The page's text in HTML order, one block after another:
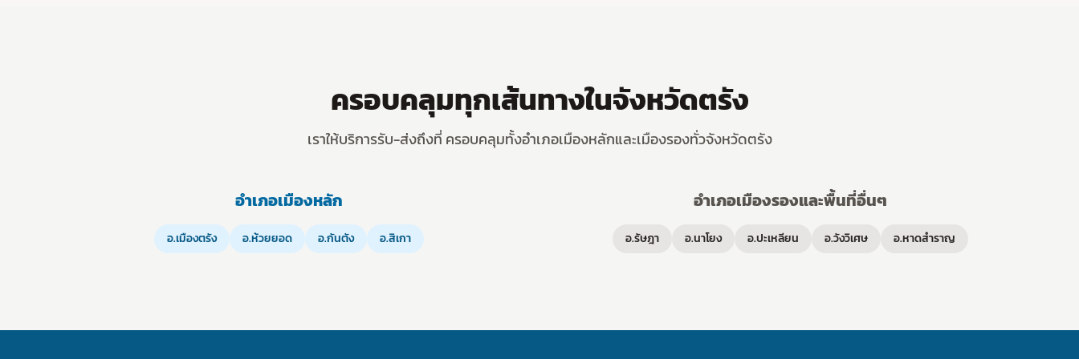
ครอบคลุมทุกเส้นทางในจังหวัดตรัง
เราให้บริการรับ-ส่งถึงที่ ครอบคลุมทั้งอำเภอเมืองหลักและเมืองรองทั่วจังหวัดตรัง
อำเภอเมืองหลัก
อ.เมืองตรัง อ.ห้วยยอด อ.กันตัง อ.สิเกา
อำเภอเมืองรองและพื้นที่อื่นๆ
อ.รัษฎา อ.นาโยง อ.ปะเหลียน อ.วังวิเศษ อ.หาดสำราญ